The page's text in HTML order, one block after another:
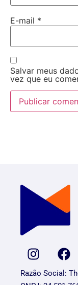
E-mail *
Salvar meus
vez que eu
Razão Social: